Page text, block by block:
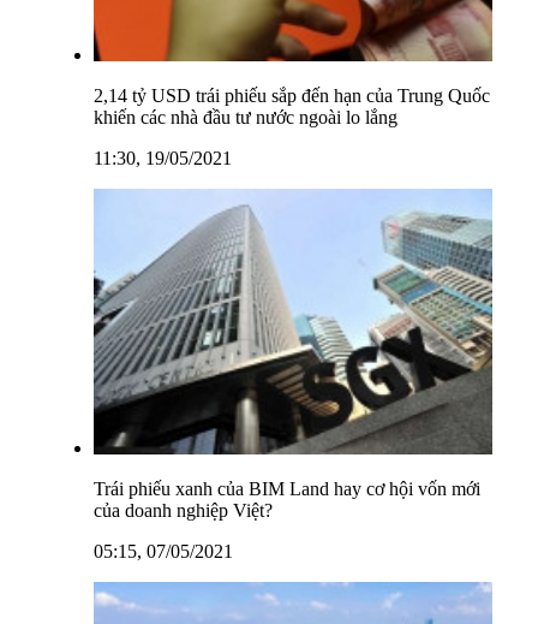
2,14 tỷ USD trái phiếu sắp đến hạn của Trung Quốc
khiến các nhà đầu tư nước ngoài lo lắng
11:30, 19/05/2021
Trái phiếu xanh của BIM Land hay cơ hội vốn mới
của doanh nghiệp Việt?
05:15, 07/05/2021